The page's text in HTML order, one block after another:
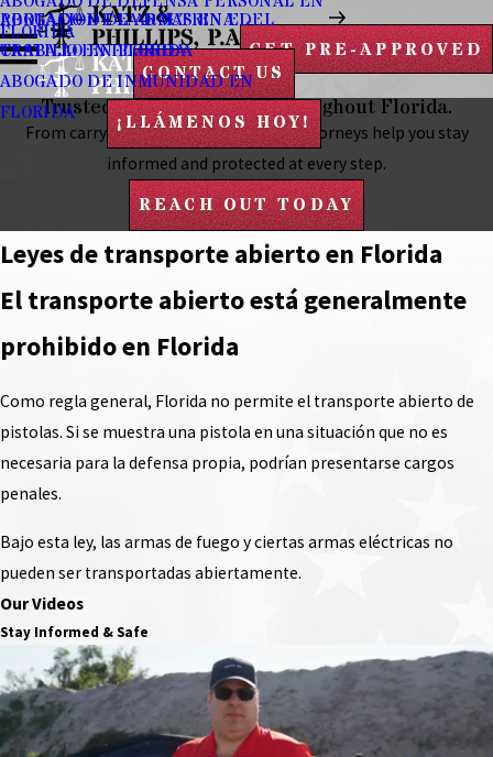
GET PRE-APPROVED
PORTACION DE ARMAS EN EL
TRABAJO EN FLORIDA
FLORIDA
ABOGADO DE LA DOCTRINA DEL
CASTILLO EN FLORIDA
ABOGADO DE INMUNIDAD EN
FLORIDA
CONTACT US
¡LLÁMENOS HOY!
Trusted By Gun Owners Throughout Florida.
From carry laws to self-defense, our attorneys help you stay
informed and protected at every step.
REACH OUT TODAY
Leyes de transporte abierto en Florida
El transporte abierto está generalmente
prohibido en Florida
Como regla general, Florida no permite el transporte abierto de
pistolas. Si se muestra una pistola en una situación que no es
necesaria para la defensa propia, podrían presentarse cargos
penales.
Bajo esta ley, las armas de fuego y ciertas armas eléctricas no
pueden ser transportadas abiertamente.
Our Videos
Stay Informed & Safe